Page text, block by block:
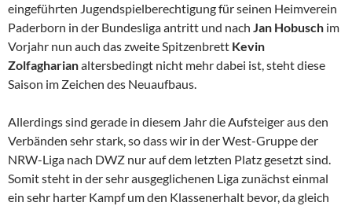
eingeführten Jugendspielberechtigung für seinen Heimverein
Paderborn in der Bundesliga antritt und nach Jan Hobusch im
Vorjahr nun auch das zweite Spitzenbrett Kevin
Zolfagharianaltersbedingt nicht mehr dabei ist, steht diese
Saison im Zeichen des Neuaufbaus.
Allerdings sind gerade in diesem Jahr die Aufsteiger aus den
Verbänden sehr stark, so dass wir in der West-Gruppe der
NRW-Liga nach DWZ nur auf dem letzten Platz gesetzt sind.
Somit steht in der sehr ausgeglichenen Liga zunächst einmal
ein sehr harter Kampf um den Klassenerhalt bevor, da gleich